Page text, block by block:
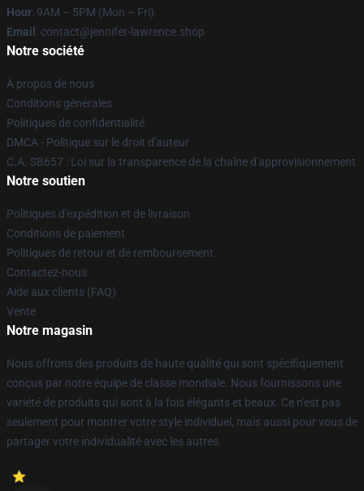
Hour: 9AM – 5PM (Mon – Fri)
Email : contact@jennifer-lawrence.shop
Notre société
À propos de nous
Conditions générales
Politiques de confidentialité
DMCA - Politique sur le droit d'auteur
C.A. SB657 : Loi sur la transparence de la chaîne d'approvisionnement
Notre soutien
Politiques d'expédition et de livraison
Conditions de paiement
Politiques de retour et de remboursement
Contactez-nous
Aide aux clients (FAQ)
Vente
Notre magasin
Nous offrons des produits de haute qualité qui sont spécifiquement
conçus par notre équipe de classe mondiale. Nous fournissons une
variété de produits qui sont à la fois élégants et beaux. Ce n'est pas
seulement pour montrer votre style individuel, mais aussi pour vous de
partager votre individualité avec les autres.